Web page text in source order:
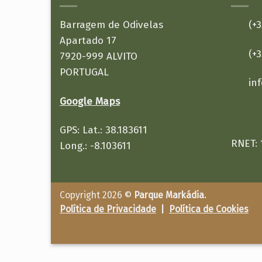
Barragem de Odivelas
Apartado 17
7920-999 ALVITO
PORTUGAL
Google Maps
GPS: Lat.: 38.183611
Long.: -8.103611
RNET:
Copyright 2026 © Parque Markádia.
Política de Privacidade
Política de Cookies